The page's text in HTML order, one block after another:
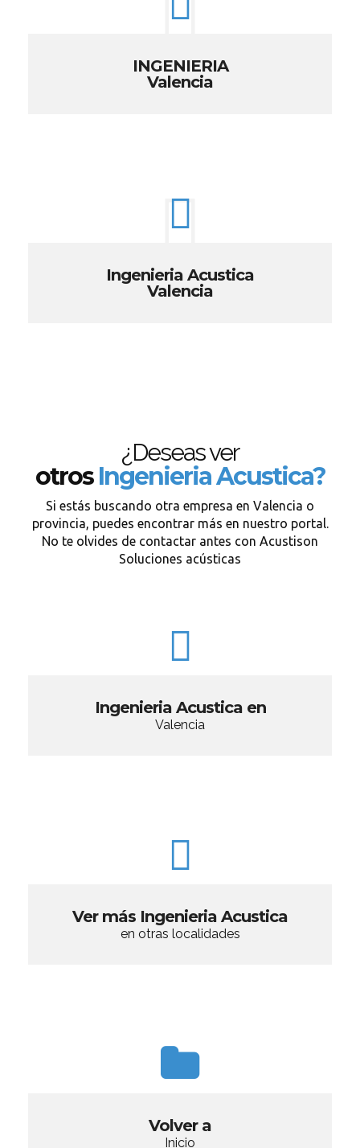
INGENIERIA
Valencia
Ingenieria Acustica
Valencia
¿Deseas ver
otrosIngenieria Acustica?
Si estás buscando otra empresa en Valencia o
provincia, puedes encontrar más en nuestro portal.
No te olvides de contactar antes con Acustison
Soluciones acústicas
Ingenieria Acustica en
Valencia
Ver más Ingenieria Acustica
en otras localidades
Volver a
Inicio